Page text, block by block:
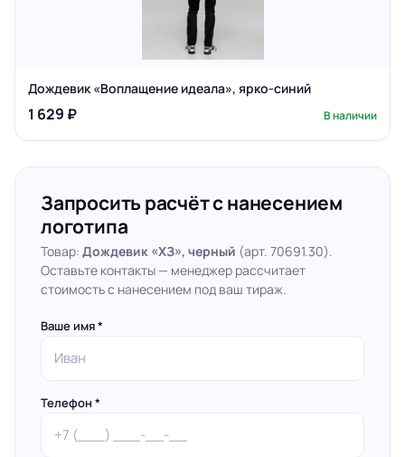
Дождевик «Воплащение идеала», ярко-синий
1 629 ₽ В наличии
Запросить расчёт с нанесением
логотипа
Товар: Дождевик «ХЗ», черный (арт. 70691.30).
Оставьте контакты — менеджер рассчитает
стоимость с нанесением под ваш тираж.
Ваше имя *
Телефон *